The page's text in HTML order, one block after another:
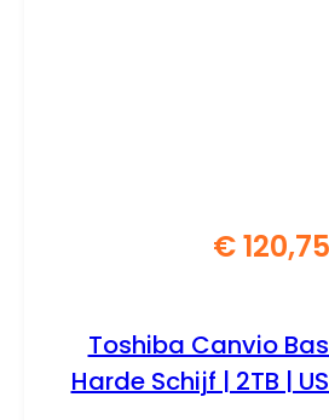
€120,75
Toshiba Canvio
Harde Schijf | 2TB |